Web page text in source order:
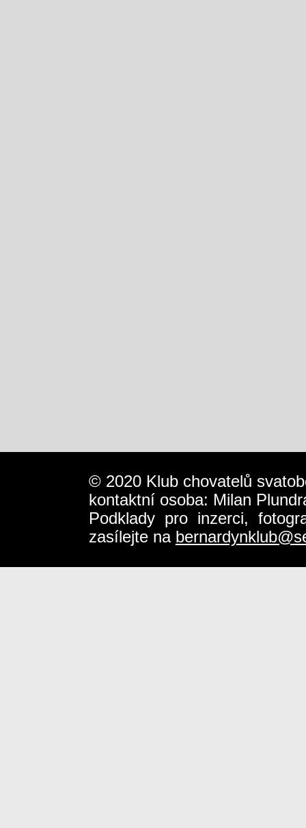
© 2020 Klub chovatelů
kontaktní osoba: Milan
Podklady pro inzerci,
zasílejte na